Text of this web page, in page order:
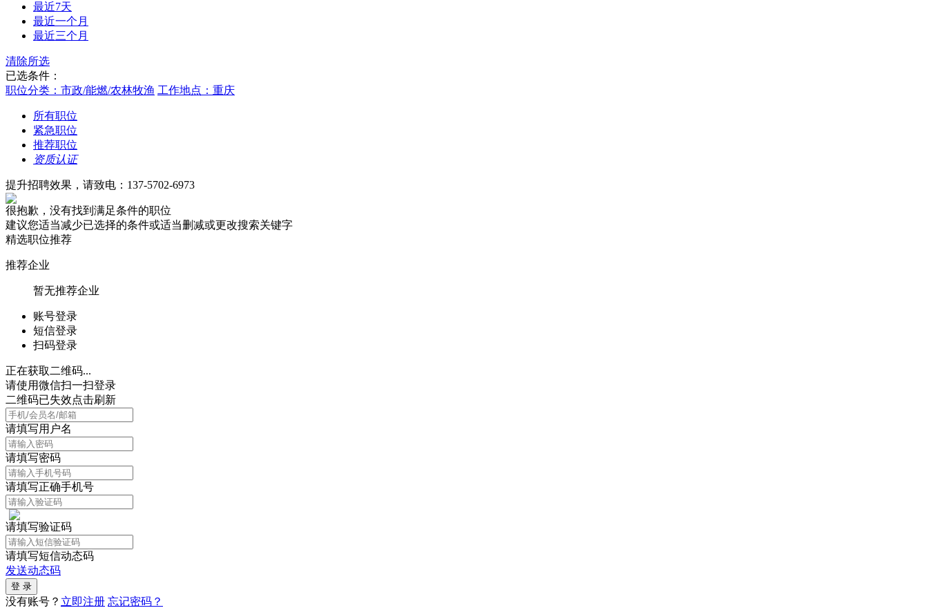
最近7天
最近一个月
最近三个月
清除所选
已选条件：
职位分类：市政/能燃/农林牧渔 工作地点：重庆
所有职位
紧急职位
推荐职位
资质认证
提升招聘效果，请致电：137-5702-6973
很抱歉，没有找到满足条件的职位
建议您适当减少已选择的条件或适当删减或更改搜索关键字
精选职位推荐
推荐企业
暂无推荐企业
账号登录
短信登录
扫码登录
正在获取二维码...
请使用微信扫一扫登录
二维码已失效点击刷新
请填写用户名
请填写密码
请填写正确手机号
请填写验证码
请填写短信动态码
发送动态码
没有账号？ 立即注册 忘记密码？